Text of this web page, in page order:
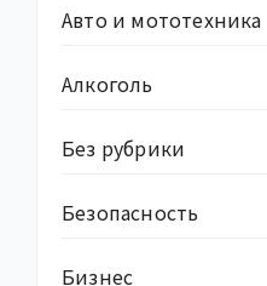
Авто и мототехника
Алкоголь
Без рубрики
Безопасность
Бизнес